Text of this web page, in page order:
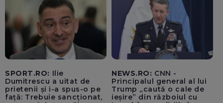
SPORT.RO: Ilie
Dumitrescu a uitat de
prietenii și i-a spus-o pe
față: Trebuie sancționat,
NEWS.RO: CNN -
Principalul general al lui
Trump „caută o cale de
ieșire” din războiul cu